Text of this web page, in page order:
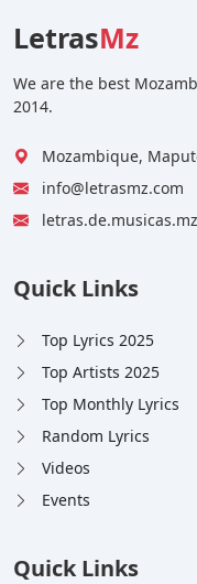
LetrasMz
We are the best
2014.
Mozambique,
info@letrasmz.com
Quick Links
Top Lyrics 2025
Top Artists 2025
Top Monthly Lyrics
Random Lyrics
Videos
Events
Quick Links